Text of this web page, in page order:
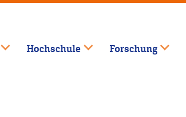
Hochschule Forschung